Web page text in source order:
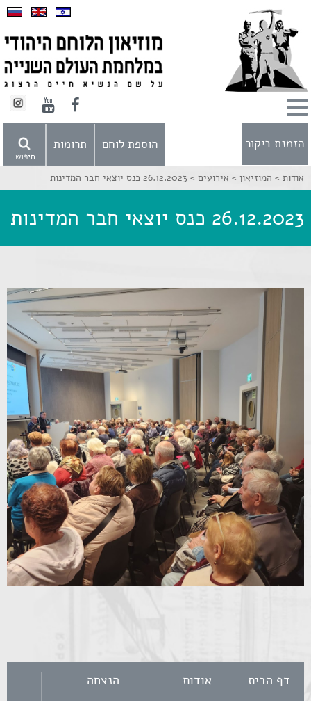
הזמנת ביקור
חיפוש
הוספת לוחם תרומות
אודות > המוזיאון > אירועים > 26.12.2023 כנס יוצאי חבר המדינות
26.12.2023 כנס יוצאי חבר המדינות
דף הבית אודות הנצחה